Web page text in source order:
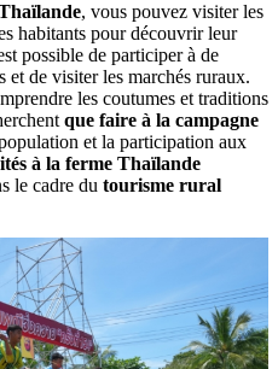
, vous pouvez visiter les
habitants pour découvrir leur
possible de participer à de
et de visiter les marchés ruraux.
les coutumes et traditions
que faire à la campagne
et la participation aux
à la ferme Thaïlande
le cadre du tourisme rural